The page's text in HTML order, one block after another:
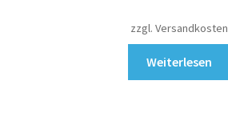
zzgl. Versandkosten
Weiterlesen